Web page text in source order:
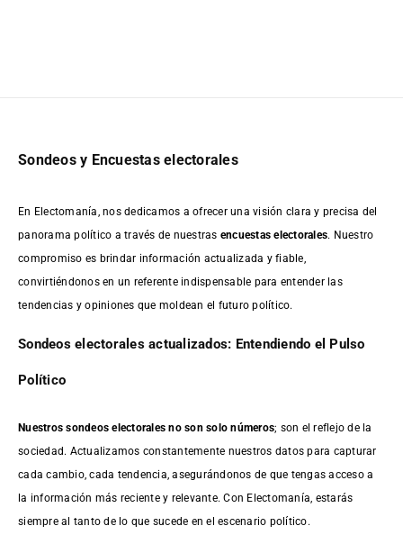
Sondeos y Encuestas electorales
En Electomanía, nos dedicamos a ofrecer una visión clara y precisa del
panorama político a través de nuestras encuestas electorales. Nuestro
compromiso es brindar información actualizada y fiable,
convirtiéndonos en un referente indispensable para entender las
tendencias y opiniones que moldean el futuro político.
Sondeos electorales actualizados: Entendiendo el Pulso
Político
Nuestros sondeos electorales no son solo números; son el reflejo de la
sociedad. Actualizamos constantemente nuestros datos para capturar
cada cambio, cada tendencia, asegurándonos de que tengas acceso a
la información más reciente y relevante. Con Electomanía, estarás
siempre al tanto de lo que sucede en el escenario político.